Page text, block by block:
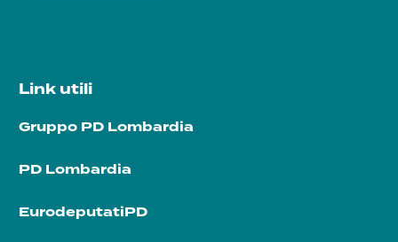
Link utili
Gruppo PD Lombardia
PD Lombardia
EurodeputatiPD